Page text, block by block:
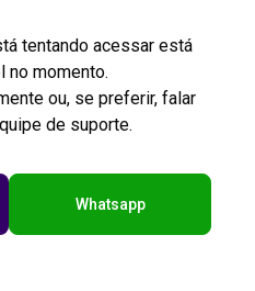
tentando acessar está
no momento.
ou, se preferir, falar
de suporte.
Whatsapp